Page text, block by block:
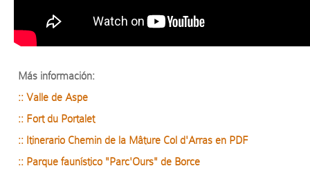
Más información:
:: Valle de Aspe
:: Fort du Portalet
:: Itinerario Chemin de la Mâture Col d'Arras en PDF
:: Parque faunístico "Parc'Ours" de Borce